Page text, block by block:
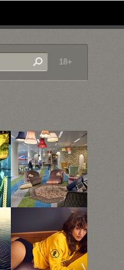
18+
невероятных
офисов
Google